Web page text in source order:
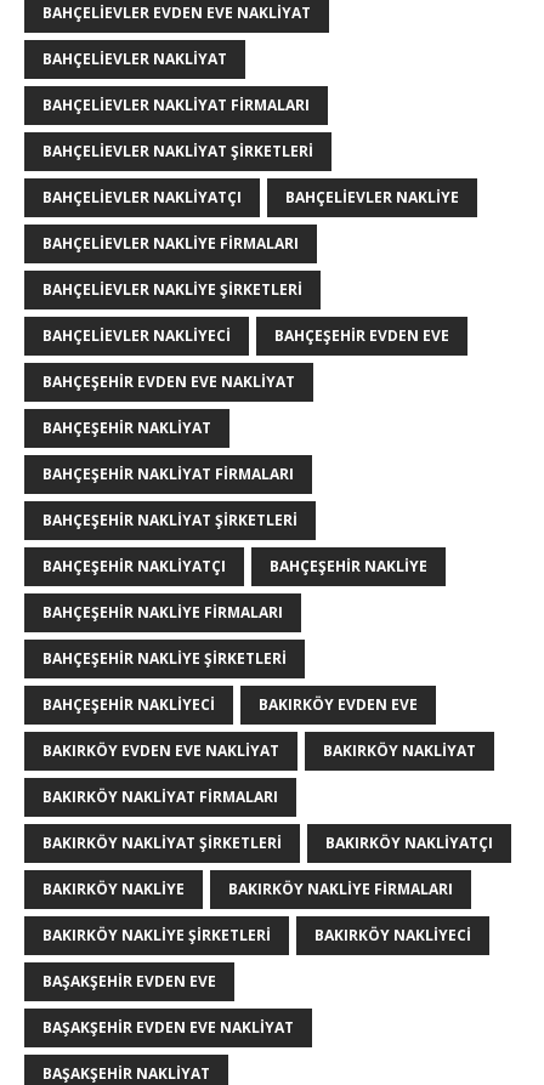
BAHÇELIEVLER EVDEN EVE NAKLIYAT
BAHÇELIEVLER NAKLIYAT
BAHÇELIEVLER NAKLIYAT FIRMALARI
BAHÇELIEVLER NAKLIYAT ŞIRKETLERI
BAHÇELIEVLER NAKLIYATÇI BAHÇELIEVLER NAKLIYE
BAHÇELIEVLER NAKLIYE FIRMALARI
BAHÇELIEVLER NAKLIYE ŞIRKETLERI
BAHÇELIEVLER NAKLIYECI BAHÇEŞEHIR EVDEN EVE
BAHÇEŞEHIR EVDEN EVE NAKLIYAT
BAHÇEŞEHIR NAKLIYAT
BAHÇEŞEHIR NAKLIYAT FIRMALARI
BAHÇEŞEHIR NAKLIYAT ŞIRKETLERI
BAHÇEŞEHIR NAKLIYATÇI BAHÇEŞEHIR NAKLIYE
BAHÇEŞEHIR NAKLIYE FIRMALARI
BAHÇEŞEHIR NAKLIYE ŞIRKETLERI
BAHÇEŞEHIR NAKLIYECI BAKIRKÖY EVDEN EVE
BAKIRKÖY EVDEN EVE NAKLIYAT BAKIRKÖY NAKLIYAT
BAKIRKÖY NAKLIYAT FIRMALARI
BAKIRKÖY NAKLIYAT ŞIRKETLERI BAKIRKÖY NAKLIYATÇI
BAKIRKÖY NAKLIYE BAKIRKÖY NAKLIYE FIRMALARI
BAKIRKÖY NAKLIYE ŞIRKETLERI BAKIRKÖY NAKLIYECI
BAŞAKŞEHIR EVDEN EVE
BAŞAKŞEHIR EVDEN EVE NAKLIYAT
BAŞAKŞEHIR NAKLIYAT